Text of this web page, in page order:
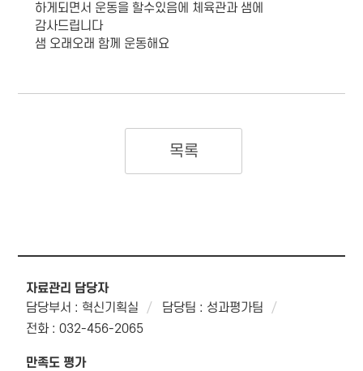
하게되면서 운동을 할수있음에 체육관과 샘에
감사드립니다
샘 오래오래 함께 운동해요
목록
자료관리 담당자
담당부서 : 혁신기획실
담당팀 : 성과평가팀
전화 : 032-456-2065
만족도 평가